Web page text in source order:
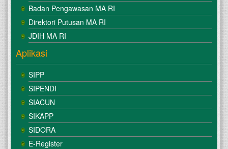
Badan Pengawasan MA RI
Direktori Putusan MA RI
JDIH MA RI
Aplikasi
SIPP
SIPENDI
SIACUN
SIKAPP
SIDORA
E-Register